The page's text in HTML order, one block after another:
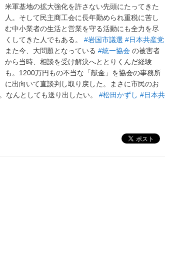
米軍基地の拡大強化を許さない先頭にたってきた
人。そして民主商工会に長年勤められ重税に苦し
む中小業者の生活と営業を守る活動にも全力を尽
くしてきた人でもある。 #岩国市議選 #日本共産党
また今、大問題となっている #統一協会 の被害者
から当時、相談を受け解決へととりくんだ経験
も。1200万円もの不当な「献金」を協会の事務所
に出向いて直談判し取り戻した。まさに市民のお
なんとしても送り出したい。 #松田かずし #日本共